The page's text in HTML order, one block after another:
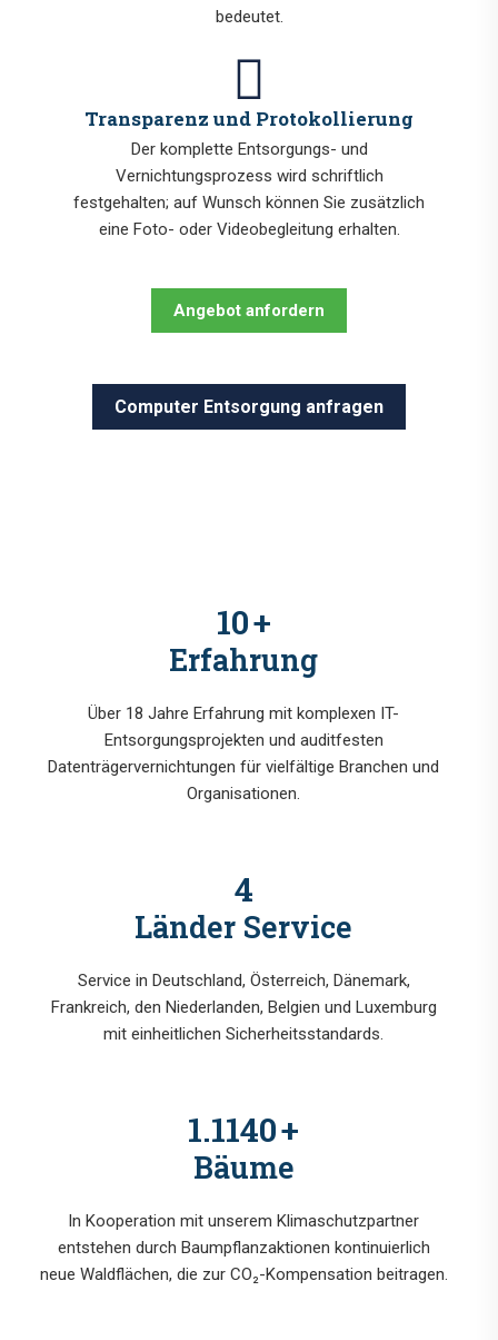
bedeutet.
Transparenz und Protokollierung
Der komplette Entsorgungs- und
Vernichtungsprozess wird schriftlich
festgehalten; auf Wunsch können Sie zusätzlich
eine Foto- oder Videobegleitung erhalten.
Angebot anfordern
Computer Entsorgung anfragen
13+
Erfahrung
Über 18 Jahre Erfahrung mit komplexen IT-
Entsorgungsprojekten und auditfesten
Datenträgervernichtungen für vielfältige Branchen und
Organisationen.
5
Länder Service
Service in Deutschland, Österreich, Dänemark,
Frankreich, den Niederlanden, Belgien und Luxemburg
mit einheitlichen Sicherheitsstandards.
1.4260 +
Bäume
In Kooperation mit unserem Klimaschutzpartner
entstehen durch Baumpflanzaktionen kontinuierlich
neue Waldflächen, die zur CO₂-Kompensation beitragen.